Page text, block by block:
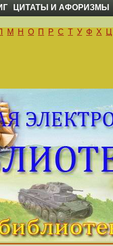
ЦИТАТЫ И АФОРИЗМЫ
М Н О П Р С Т У Ф Х Ц